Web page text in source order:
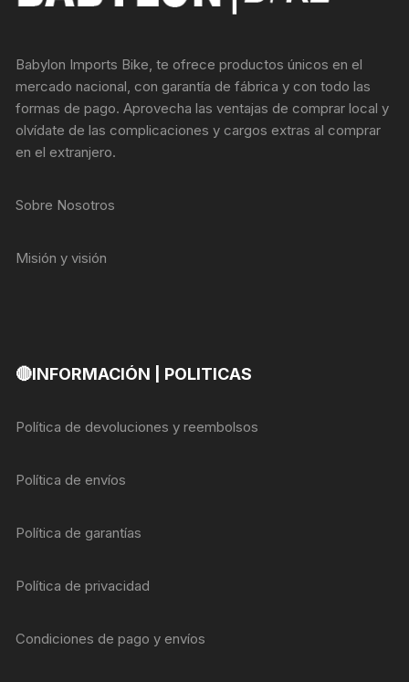
Babylon Imports Bike, te ofrece productos únicos en el
mercado nacional, con garantía de fábrica y con todo las
formas de pago. Aprovecha las ventajas de comprar local y
olvídate de las complicaciones y cargos extras al comprar
en el extranjero.
Sobre Nosotros
Misión y visión
🔴INFORMACIÓN | POLITICAS
Política de devoluciones y reembolsos
Política de envíos
Política de garantías
Política de privacidad
Condiciones de pago y envíos